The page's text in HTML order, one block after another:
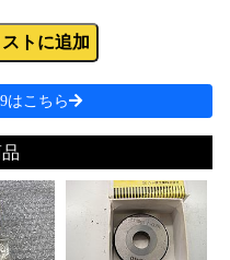
トに追加
はこちら